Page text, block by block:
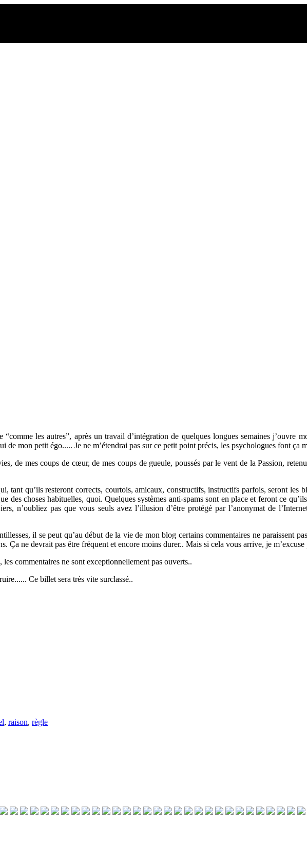
les autres”, après un travail d’intégration de quelques longues semaines j’ouvre
de mon petit égo..... Je ne m’étendrai pas sur ce petit point précis, les psychologues font ça
de mes coups de cœur, de mes coups de gueule, poussés par le vent de la Passion,
tant qu’ils resteront corrects, courtois, amicaux, constructifs, instructifs parfois, seront les
des choses habituelles, quoi. Quelques systèmes anti-spams sont en place et feront ce
n’oubliez pas que vous seuls avez l’illusion d’être protégé par l’anonymat de
il se peut qu’au début de la vie de mon blog certains commentaires ne paraissent
Ça ne devrait pas être fréquent et encore moins durer.. Mais si cela vous arrive, je
commentaires ne sont exceptionnellement pas ouverts..
Ce billet sera très vite surclassé..
, raison, règle